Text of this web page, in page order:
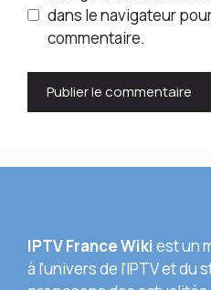
dans le navigateur
commentaire.
IPTV France Wikiest un
à l'univers de l'IPTV et du